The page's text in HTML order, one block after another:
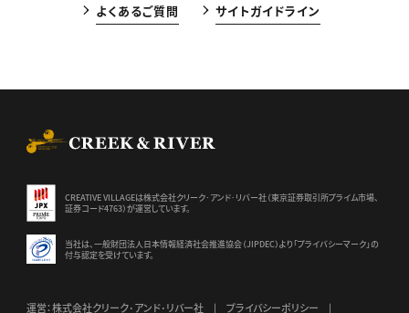
よくあるご質問 サイトガイドライン
CREATIVE VILLAGEは株式会社クリーク･アンド･リバー社（東京証券取引所プライム市場、
証券コード4763）が運営しています。
当社は、一般財団法人日本情報経済社会推進協会（JIPDEC）より 「プライバシーマーク」の
付与認定を受けています。
運営：株式会社クリーク･アンド･リバー社 プライバシーポリシー